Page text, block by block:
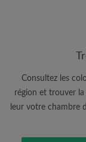
jour du compte
Consultez les
région et trouver
leur votre chambre